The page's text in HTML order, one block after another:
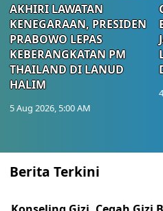
AKHIRI LAWATAN
KENEGARAAN, PRESIDEN
PRABOWO LEPAS
KEBERANGKATAN PM
THAILAND DI LANUD
HALIM
5 Aug 2026, 5:00 AM
Berita Terkini